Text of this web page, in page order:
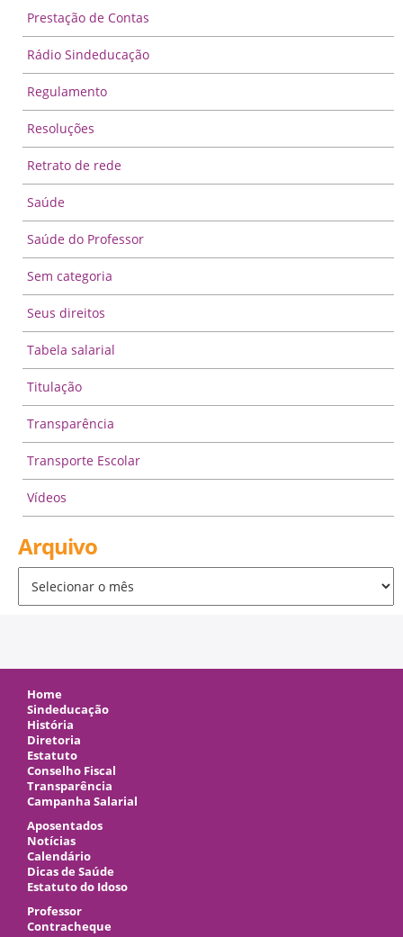
Prestação de Contas
Rádio Sindeducação
Regulamento
Resoluções
Retrato de rede
Saúde
Saúde do Professor
Sem categoria
Seus direitos
Tabela salarial
Titulação
Transparência
Transporte Escolar
Vídeos
Arquivo
Home
Sindeducação
História
Diretoria
Estatuto
Conselho Fiscal
Transparência
Campanha Salarial
Aposentados
Notícias
Calendário
Dicas de Saúde
Estatuto do Idoso
Professor
Contracheque